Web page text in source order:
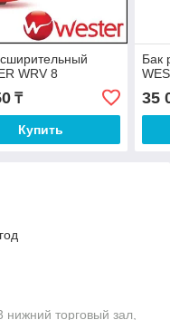
WRV 8
₸
Купить
Бак
35
торговый зал,